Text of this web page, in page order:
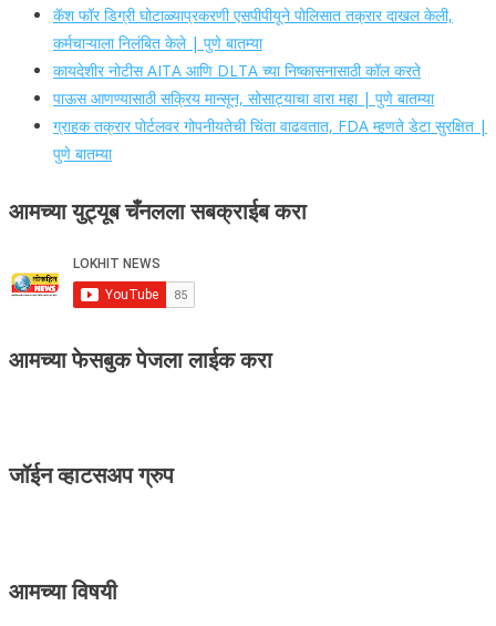
कॅश फॉर डिग्री घोटाळ्याप्रकरणी एसपीपीयूने पोलिसात तक्रार दाखल केली,
कर्मचाऱ्याला निलंबित केले | पुणे बातम्या
कायदेशीर नोटीस AITA आणि DLTA च्या निष्कासनासाठी कॉल करते
पाऊस आणण्यासाठी सक्रिय मान्सून, सोसाट्याचा वारा महा | पुणे बातम्या
ग्राहक तक्रार पोर्टलवर गोपनीयतेची चिंता वाढवतात, FDA म्हणते डेटा सुरक्षित |
पुणे बातम्या
आमच्या युट्यूब चँनलला सबक्राईब करा
आमच्या फेसबुक पेजला लाईक करा
जॉईन व्हाटसअप ग्रुप
आमच्या विषयी